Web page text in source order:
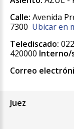
Calle: Avenida
7300 Ubicar en
Telediscado:
420000 Interno/
Correo
Juez